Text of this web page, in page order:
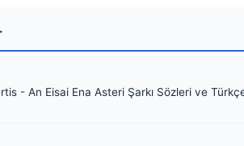
- An Eisai Ena Asteri Şarkı Sözleri ve